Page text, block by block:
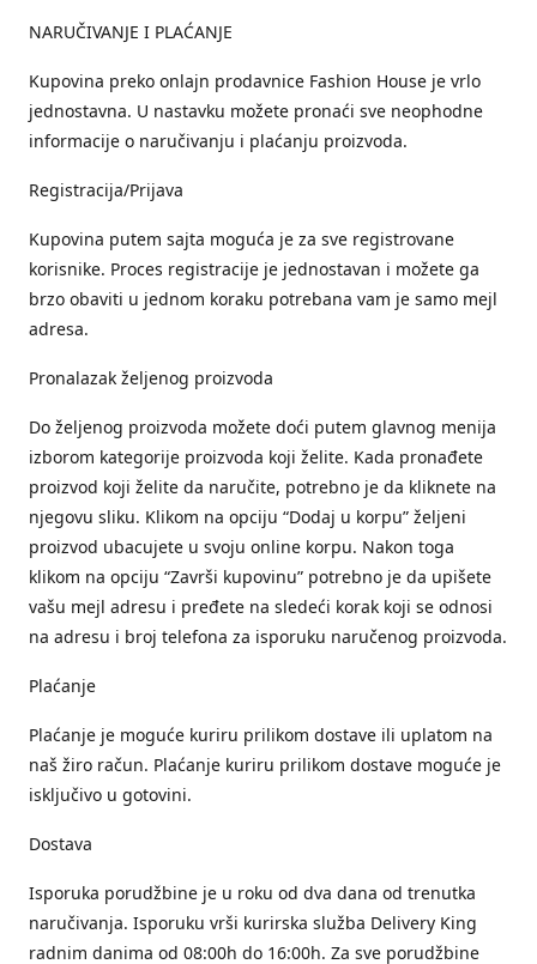
NARUČIVANJE I PLAĆANJE
Kupovina preko onlajn prodavnice Fashion House je vrlo
jednostavna. U nastavku možete pronaći sve neophodne
informacije o naručivanju i plaćanju proizvoda.
Registracija/Prijava
Kupovina putem sajta moguća je za sve registrovane
korisnike. Proces registracije je jednostavan i možete ga
brzo obaviti u jednom koraku potrebana vam je samo mejl
adresa.
Pronalazak željenog proizvoda
Do željenog proizvoda možete doći putem glavnog menija
izborom kategorije proizvoda koji želite. Kada pronađete
proizvod koji želite da naručite, potrebno je da kliknete na
njegovu sliku. Klikom na opciju “Dodaj u korpu” željeni
proizvod ubacujete u svoju online korpu. Nakon toga
klikom na opciju “Završi kupovinu” potrebno je da upišete
vašu mejl adresu i pređete na sledeći korak koji se odnosi
na adresu i broj telefona za isporuku naručenog proizvoda.
Plaćanje
Plaćanje je moguće kuriru prilikom dostave ili uplatom na
naš žiro račun. Plaćanje kuriru prilikom dostave moguće je
isključivo u gotovini.
Dostava
Isporuka porudžbine je u roku od dva dana od trenutka
naručivanja. Isporuku vrši kurirska služba Delivery King
radnim danima od 08:00h do 16:00h. Za sve porudžbine